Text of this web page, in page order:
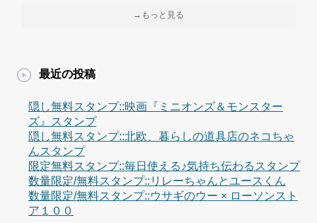
→もっと見る
最近の投稿
隠し無料スタンプ::映画『ミニオンズ＆モンスター
ズ』スタンプ
隠し無料スタンプ::北欧、暮らしの道具店のネコちゃ
んスタンプ
限定無料スタンプ::毎日使える♪気持ち伝わるスタンプ
数量限定/無料スタンプ::リレーちゃんとユースくん
数量限定/無料スタンプ::ウサギのウー × ローソンスト
ア１００